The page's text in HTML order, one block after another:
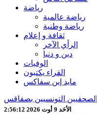
رياضة
رياضة عالمية
رياضة وطنية
ثقافة و إعلام
الرأي الآخر
دين و دنيا
الوفيات
القراء يكتبون
مايد إين سفاكس
التونسيين بصفاقس
الأحَد 9 أوت 2026 2:56:14